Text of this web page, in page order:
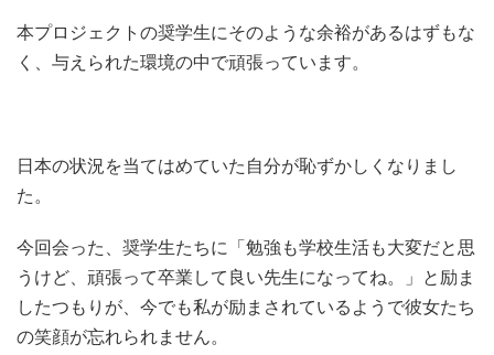
本プロジェクトの奨学生にそのような余裕があるはずもな
く、与えられた環境の中で頑張っています。
日本の状況を当てはめていた自分が恥ずかしくなりまし
た。
今回会った、奨学生たちに「勉強も学校生活も大変だと思
うけど、頑張って卒業して良い先生になってね。」と励ま
したつもりが、今でも私が励まされているようで彼女たち
の笑顔が忘れられません。